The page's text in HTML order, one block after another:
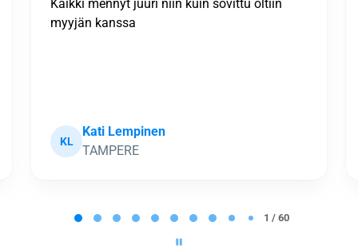
Kokonaisuus kiitettävä. Prosessi eteni
sovitussa aikataulussa, työtahti rivakka ja
HP
Hannu Pöysä
Joensuu
2 / 60